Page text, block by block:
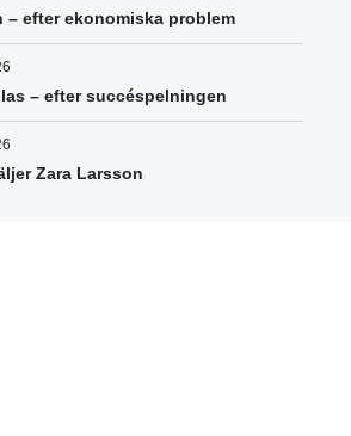
– efter ekonomiska problem
– efter succéspelningen
Zara Larsson